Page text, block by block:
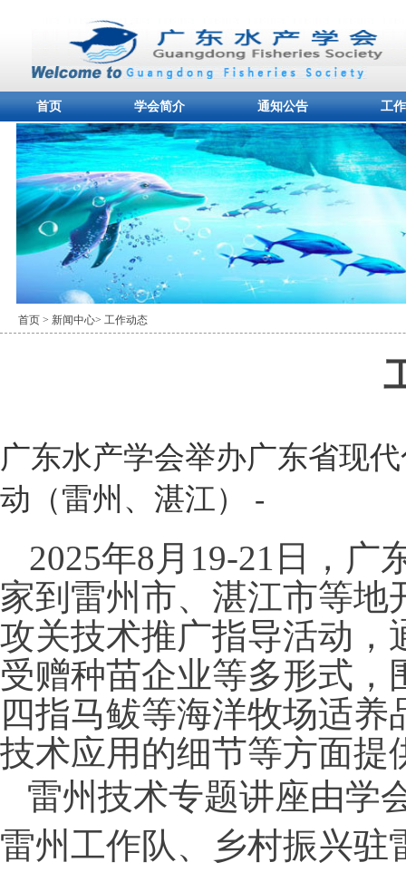
首页 学会简介 通知公告 工
首页 > 新闻中心> 工作动态
广东水产学会举办广东省现
动（雷州、湛江） -
2025年8 月 19-21 日，广
家到雷州市、湛江市等
攻关技术推广指导活动，
受赠种苗企业等多形式
四指马鲅等海洋牧场适
技术应用的细节等方面提
雷州技术专题讲座由学
雷州工作队、乡村振兴驻